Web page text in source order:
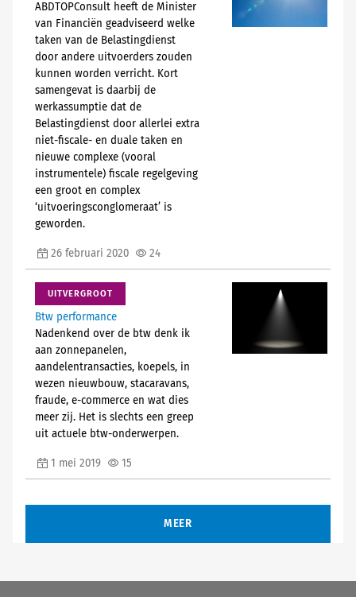
ABDTOPConsult heeft de Minister
van Financiën geadviseerd welke
taken van de Belastingdienst
door andere uitvoerders zouden
kunnen worden verricht. Kort
samengevat is daarbij de
werkassumptie dat de
Belastingdienst door allerlei extra
niet-fiscale- en duale taken en
nieuwe complexe (vooral
instrumentele) fiscale regelgeving
een groot en complex
‘uitvoeringsconglomeraat’ is
geworden.
26 februari 2020 24
UITVERGROOT
Btw performance
Nadenkend over de btw denk ik
aan zonnepanelen,
aandelentransacties, koepels, in
wezen nieuwbouw, stacaravans,
fraude, e-commerce en wat dies
meer zij. Het is slechts een greep
uit actuele btw-onderwerpen.
1 mei 2019 15
MEER